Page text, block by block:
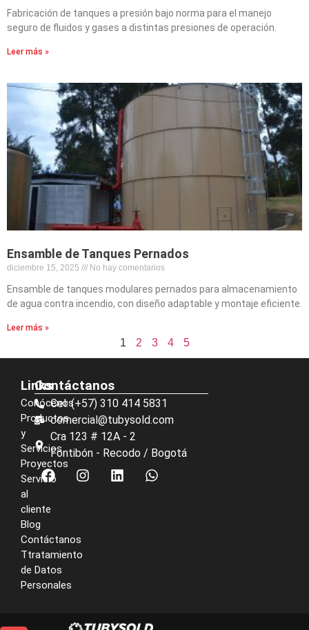
Fabricación de tanques a presión bajo norma para el manejo
seguro de fluidos y gases a distintas presiones de operación.
Leer más »
Ensamble de Tanques Pernados
diciembre 15, 2025 No hay comentarios
Ensamble de tanques modulares pernados para almacenamiento
de agua contra incendio, con diseño adaptable y montaje eficiente.
Leer más »
1 2 3 4 5
Links
Conócenos
Productos
y
Servicios
Proyectos
Servicio
al
cliente
Blog
Contáctanos
Ttratamiento
de Datos
Personales
Contáctanos
Cel: (+57) 310 414 5831
comercial@tubysold.com
Cra 123 # 12A - 2
Fontibón - Recodo / Bogotá